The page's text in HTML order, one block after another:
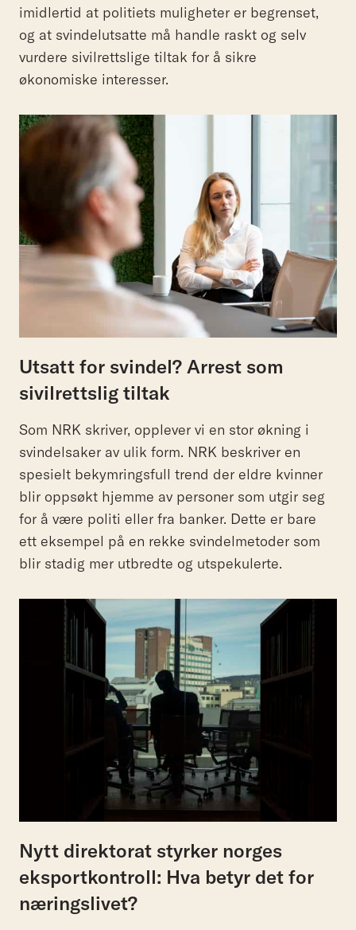
imidlertid at politiets muligheter er begrenset,
og at svindelutsatte må handle raskt og selv
vurdere sivilrettslige tiltak for å sikre
økonomiske interesser.
Utsatt for svindel? Arrest som
sivilrettslig tiltak
Som NRK skriver, opplever vi en stor økning i
svindelsaker av ulik form. NRK beskriver en
spesielt bekymringsfull trend der eldre kvinner
blir oppsøkt hjemme av personer som utgir seg
for å være politi eller fra banker. Dette er bare
ett eksempel på en rekke svindelmetoder som
blir stadig mer utbredte og utspekulerte.
Nytt direktorat styrker norges
eksportkontroll: Hva betyr det for
næringslivet?